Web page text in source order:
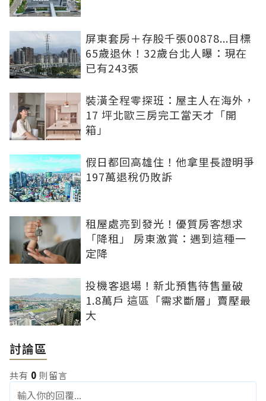
屏東套房＋存股千張00878...目標
65歲退休！32歲台北人曝：現在
已有243張
裝潢全程零探班：屋主人在海外，
17 坪北歐三房完工當天才「開
箱」
假日都回高雄住！他拿里長證明爭
197萬退稅仍敗訴
租屋處亮到發光！優質房客想求
「降租」 房東激賞：遇到這種一
定降
投機客退場！新北預售待售量破
1.8萬戶 這區「需求斷層」賣壓最
大
討論區
共有 0 則留言